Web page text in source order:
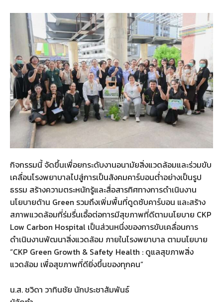
กิจกรรมนี้ จัดขึ้นเพื่อยกระดับงานอนามัยสิ่งแวดล้อมและร่วมขับ
เคลื่อนโรงพยาบาลไปสู่การเป็นสังคมคาร์บอนต่ำอย่างเป็นรูป
ธรรม สร้างความตระหนักรู้และสื่อสารทิศทางการดำเนินงาน
นโยบายด้าน Green รวมถึงเพิ่มพื้นที่ดูดซับคาร์บอน และสร้าง
สภาพแวดล้อมที่ร่มรื่นเอื้อต่อการมีสุขภาพที่ดีตามนโยบาย CKP
Low Carbon Hospital เป็นส่วนหนึ่งของการขับเคลื่อนการ
ดำเนินงานพัฒนาสิ่งแวดล้อม ภายในโรงพยาบาล ตามนโยบาย
“CKP Green Growth & Safety Health : ดูแลสุขภาพสิ่ง
แวดล้อม เพื่อสุขภาพที่ดียิ่งขึ้นของทุกคน”
น.ส. ชวิดา วาทินชัย นักประชาสัมพันธ์